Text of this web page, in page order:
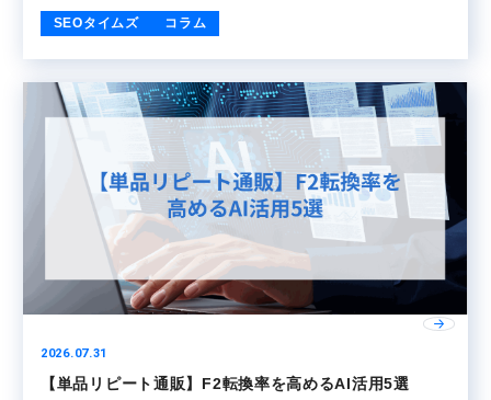
SEOタイムズ コラム
2026.07.31
【単品リピート通販】F2転換率を高めるAI活用5選